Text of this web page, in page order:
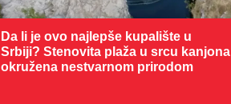
Da li je ovo najlepše kupalište u
Srbiji? Stenovita plaža u srcu kanjona
okružena nestvarnom prirodom